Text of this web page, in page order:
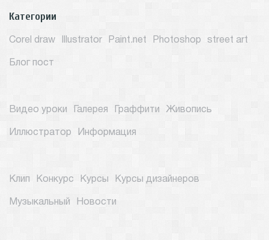
Категории
Corel draw Illustrator Paint.net Photoshop street art
Блог пост
Видео уроки Галерея Граффити Живопись
Иллюстратор Информация
Клип Конкурс Курсы Курсы дизайнеров
Музыкальный Новости